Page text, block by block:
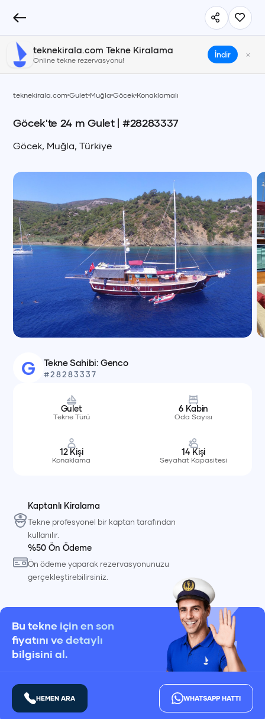
teknekirala.com Tekne Kiralama
Online tekne rezervasyonu!
İndir ×
teknekirala.com Gulet Muğla Göcek Konaklamalı
Göcek'te 24 m Gulet| #28283337
Göcek, Muğla,Türkiye
G Tekne Sahibi: Genco
#28283337
Gulet
Tekne Türü
6 Kabin
Oda Sayısı
12 Kişi
Konaklama
14 Kişi
Seyahat Kapasitesi
Kaptanlı Kiralama
Tekne profesyonel bir kaptan tarafından
kullanılır.
%50 Ön Ödeme
Ön ödeme yaparak rezervasyonunuzu
gerçekleştirebilirsiniz.
Bu tekne için en son
fiyatını ve detaylı
bilgisini al.
HEMEN ARA WHATSAPP HATTI